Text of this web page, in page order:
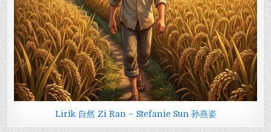
Lirik 自然 Zi Ran – Stefanie Sun 孙燕姿